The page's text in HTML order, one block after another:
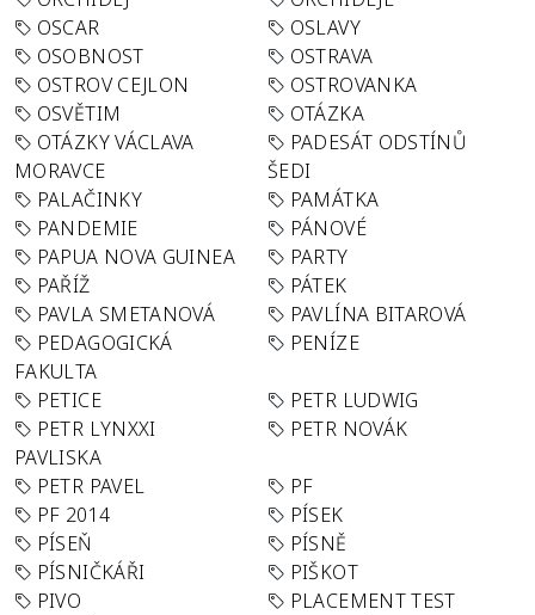
OSCAR
OSLAVY
OSOBNOST
OSTRAVA
OSTROV CEJLON
OSTROVANKA
OSVĚTIM
OTÁZKA
OTÁZKY VÁCLAVA
MORAVCE
PADESÁT ODSTÍNŮ
ŠEDI
PALAČINKY
PAMÁTKA
PANDEMIE
PÁNOVÉ
PAPUA NOVA GUINEA
PARTY
PAŘÍŽ
PÁTEK
PAVLA SMETANOVÁ
PAVLÍNA BITAROVÁ
PEDAGOGICKÁ
FAKULTA
PENÍZE
PETICE
PETR LUDWIG
PETR LYNXXI
PAVLISKA
PETR NOVÁK
PETR PAVEL
PF
PF 2014
PÍSEK
PÍSEŇ
PÍSNĚ
PÍSNIČKÁŘI
PIŠKOT
PIVO
PLACEMENT TEST